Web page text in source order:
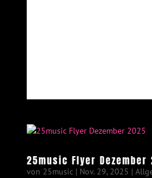
25music Flyer Dezember
von 25music| Nov. 29, 2025 |